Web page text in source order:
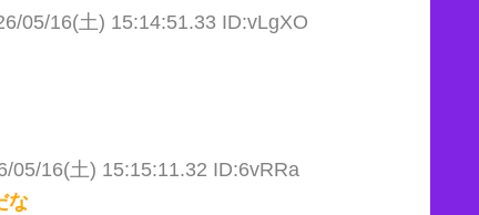
05/16(土) 15:14:51.33 ID:vLgXO
05/16(土) 15:15:11.32 ID:6vRRa
な